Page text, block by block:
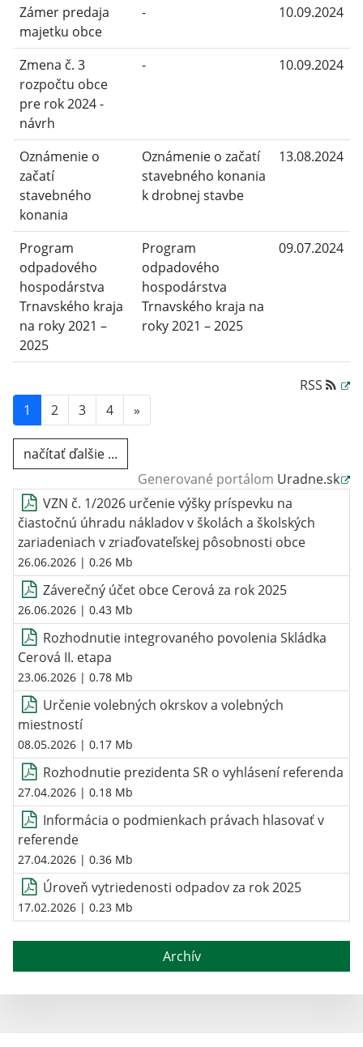
Zámer predaja
majetku obce
- 10.09.2024
Zmena č. 3
rozpočtu obce
pre rok 2024 -
návrh
- 10.09.2024
Oznámenie o
začatí
stavebného
konania
Oznámenie o začatí
stavebného konania
k drobnej stavbe
13.08.2024
Program
odpadového
hospodárstva
Trnavského kraja
na roky 2021 –
2025
Program
odpadového
hospodárstva
Trnavského kraja na
roky 2021 – 2025
09.07.2024
RSS
1
2 3 4 »
načítať ďalšie ...
Generované portálom Uradne.sk
VZN č. 1/2026 určenie výšky príspevku na
čiastočnú úhradu nákladov v školách a školských
zariadeniach v zriaďovateľskej pôsobnosti obce
26.06.2026 | 0.26 Mb
Záverečný účet obce Cerová za rok 2025
26.06.2026 | 0.43 Mb
Rozhodnutie integrovaného povolenia Skládka
Cerová II. etapa
23.06.2026 | 0.78 Mb
Určenie volebných okrskov a volebných
miestností
08.05.2026 | 0.17 Mb
Rozhodnutie prezidenta SR o vyhlásení referenda
27.04.2026 | 0.18 Mb
Informácia o podmienkach právach hlasovať v
referende
27.04.2026 | 0.36 Mb
Úroveň vytriedenosti odpadov za rok 2025
17.02.2026 | 0.23 Mb
Archív